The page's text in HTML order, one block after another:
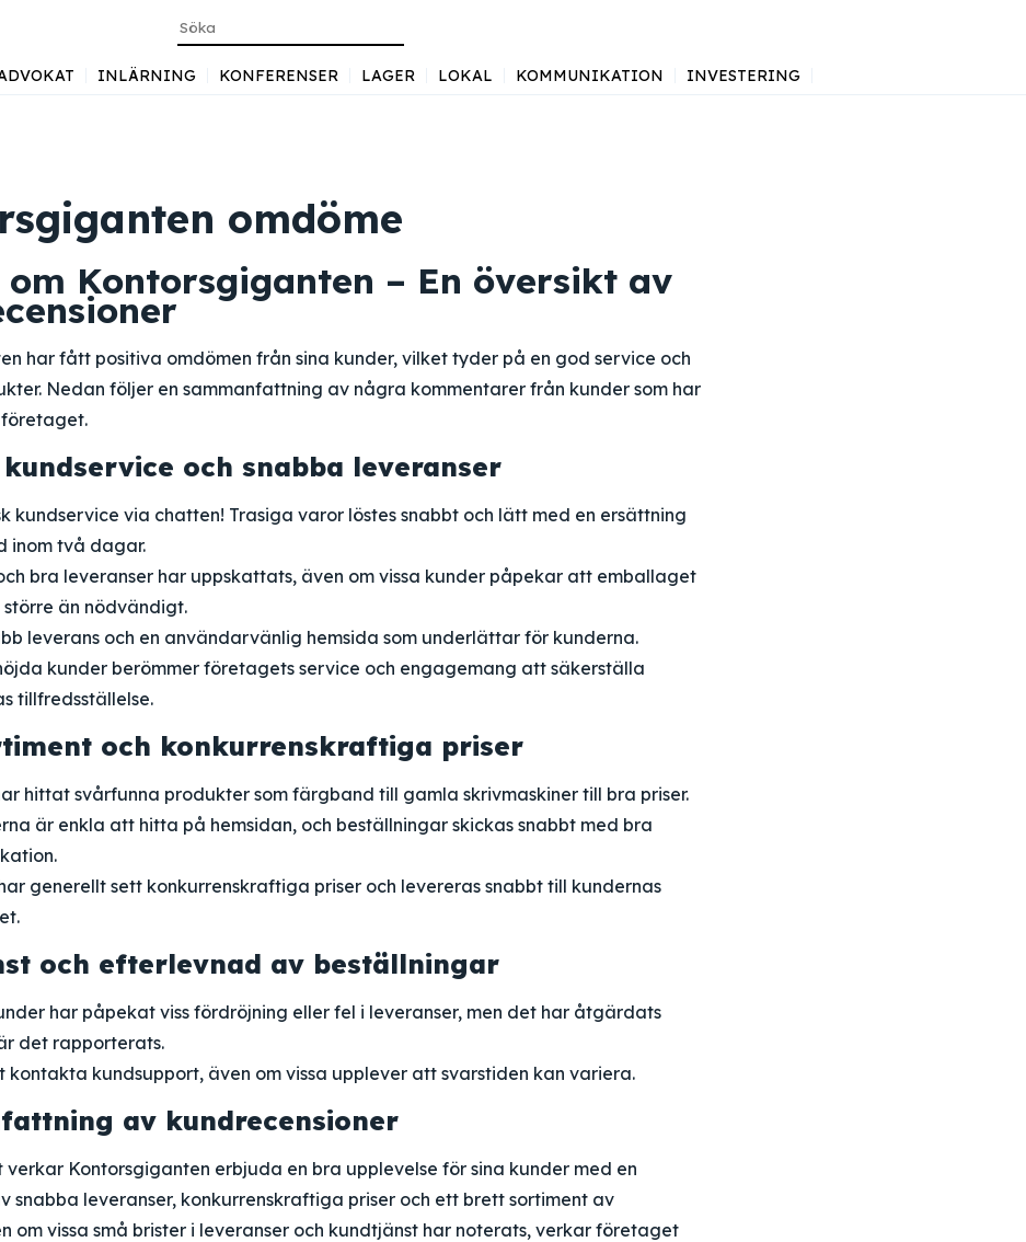
INLÄRNING KONFERENSER LAGER LOKAL KOMMUNIKATION INVESTERING
omdöme
Kontorsgiganten – En översikt av
har fått positiva omdömen från sina kunder, vilket tyder på en god service och
Nedan följer en sammanfattning av några kommentarer från kunder som har
och snabba leveranser
kundservice via chatten! Trasiga varor löstes snabbt och lätt med en ersättning
inom två dagar.
bra leveranser har uppskattats, även om vissa kunder påpekar att emballaget
än nödvändigt.
leverans och en användarvänlig hemsida som underlättar för kunderna.
kunder berömmer företagets service och engagemang att säkerställa
tillfredsställelse.
och konkurrenskraftiga priser
hittat svårfunna produkter som färgband till gamla skrivmaskiner till bra priser.
är enkla att hitta på hemsidan, och beställningar skickas snabbt med bra
generellt sett konkurrenskraftiga priser och levereras snabbt till kundernas
och efterlevnad av beställningar
har påpekat viss fördröjning eller fel i leveranser, men det har åtgärdats
det rapporterats.
kontakta kundsupport, även om vissa upplever att svarstiden kan variera.
av kundrecensioner
Kontorsgiganten erbjuda en bra upplevelse för sina kunder med en
snabba leveranser, konkurrenskraftiga priser och ett brett sortiment av
om vissa små brister i leveranser och kundtjänst har noterats, verkar företaget